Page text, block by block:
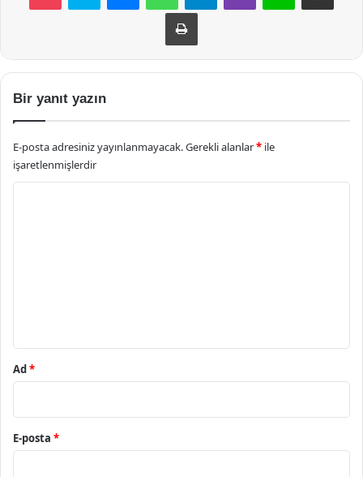
Yazdır
Bir yanıt yazın
E-posta adresiniz yayınlanmayacak.Gerekli alanlar* ile
işaretlenmişlerdir
Ad*
E-posta *